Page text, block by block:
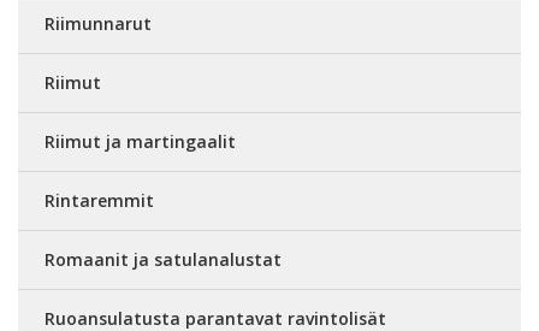
Riimunnarut
Riimut
Riimut ja martingaalit
Rintaremmit
Romaanit ja satulanalustat
Ruoansulatusta parantavat ravintolisät